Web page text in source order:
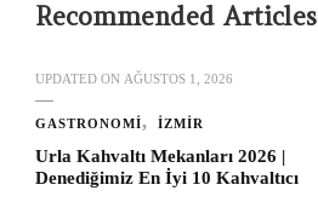
Recommended Articles
UPDATED ON AĞUSTOS 1, 2026
GASTRONOMI İZMIR
Urla Kahvaltı Mekanları 2026 |
Denediğimiz En İyi 10 Kahvaltıcı